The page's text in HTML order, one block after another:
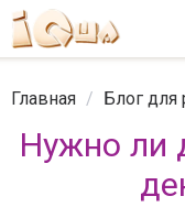
Главная / Блог для
Нужно ли